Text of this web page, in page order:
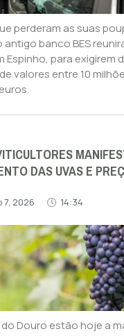
perderam as suas
banco BES
Espinho, para exigirem
valores entre 10
DAS UVAS E
7, 2026 14:34
Douro estão hoje a